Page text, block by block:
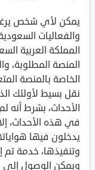
يمكن لأي شخص
والفعاليات
المملكة العربية
المنصة المطلوبة،
الخاصة بالمنصة
نقل بسيط لأولئك
الأحداث، بشرط
في هذه الأحداث،
يدخلون فيها
وتنفيذها، خدمة تم
ويمكن الوصول إلى